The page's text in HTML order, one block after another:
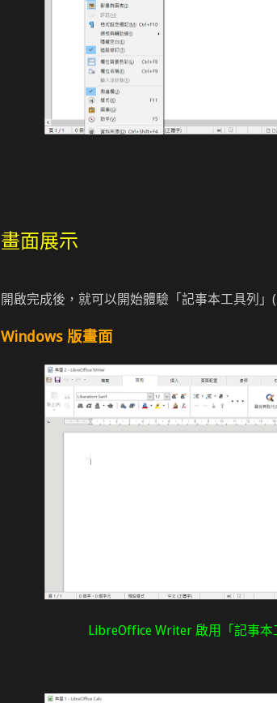
畫面展示
開啟完成後，就可以開始體驗「記事本工具列」
Windows 版畫面
LibreOffice Writer 啟用「記事本